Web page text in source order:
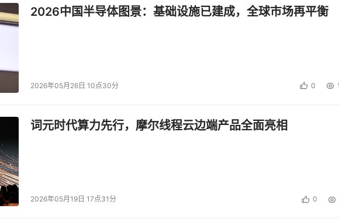
2026中国半导体图景：基础设施已建成，全球市场再平衡
2026年05月26日 10点30分 0
词元时代算力先行，摩尔线程云边端产品全面亮相
2026年05月19日 17点31分 0